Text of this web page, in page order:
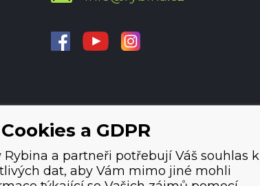
Cookies a GDPR
Rybina a partneři potřebují Váš souhlas k
dat, aby Vám mimo jiné mohli